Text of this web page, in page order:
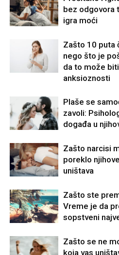
bez odgovora
igra moći
Zašto 10 puta
nego što je
da to može
anksioznosti
Plaše se
zavoli:
događa u
Zašto narcisi
poreklo
uništava
Zašto ste
Vreme je da
sopstveni
Zašto se ne
koja vas